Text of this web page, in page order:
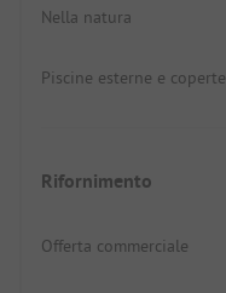
Nella natura
Piscine esterne e coperte
Rifornimento
Offerta commerciale